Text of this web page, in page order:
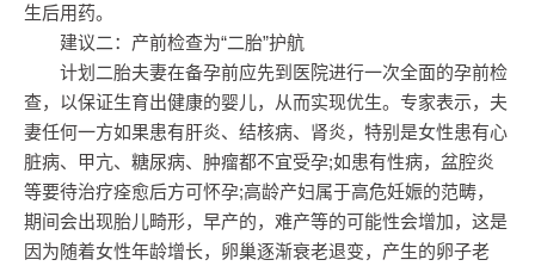
生后用药。
建议二：产前检查为“二胎”护航
计划二胎夫妻在备孕前应先到医院进行一次全面的孕前检
查，以保证生育出健康的婴儿，从而实现优生。专家表示，夫
妻任何一方如果患有肝炎、结核病、肾炎，特别是女性患有心
脏病、甲亢、糖尿病、肿瘤都不宜受孕;如患有性病，盆腔炎
等要待治疗痊愈后方可怀孕;高龄产妇属于高危妊娠的范畴，
期间会出现胎儿畸形，早产的，难产等的可能性会增加，这是
因为随着女性年龄增长，卵巢逐渐衰老退变，产生的卵子老